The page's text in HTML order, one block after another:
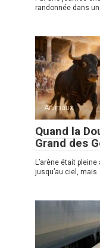
randonnée dans
Animaux
Quand la
Grand des
L’arène était
jusqu’au ciel, mais